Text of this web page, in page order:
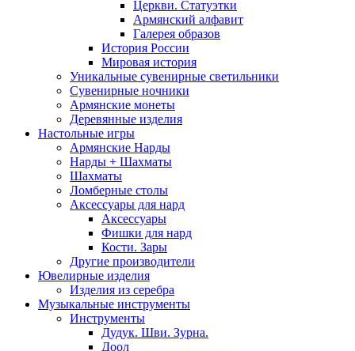
Церкви. Статуэтки
Армянский алфавит
Галерея образов
История России
Мировая история
Уникальные сувенирные светильники
Сувенирные ночники
Армянские монеты
Деревянные изделия
Настольные игры
Армянские Нарды
Нарды + Шахматы
Шахматы
Ломберные столы
Аксессуары для нард
Аксессуары
Фишки для нард
Кости. Зары
Другие производители
Ювелирные изделия
Изделия из серебра
Музыкальные инструменты
Инструменты
Дудук. Шви. Зурна.
Доол